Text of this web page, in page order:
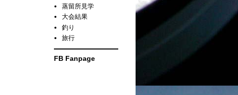
蒸留所見学
大会結果
釣り
旅行
FB Fanpage